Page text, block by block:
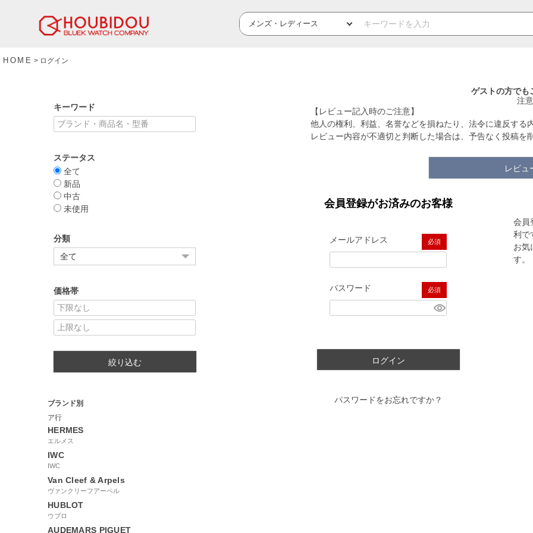
HOME ログイン
キーワード
ステータス
全て
新品
中古
未使用
分類
価格帯
絞り込む
ブランド別
ア行
HERMES
エルメス
IWC
IWC
Van Cleef & Arpels
ヴァンクリーフアーペル
HUBLOT
ウブロ
AUDEMARS PIGUET
ゲストの方でも
注
【レビュー記入時のご注意】
他人の権利、利益、名誉などを損ねたり、法令に違反す
レビュー内容が不適切と判断した場合は、予告なく投稿を
レビュ
会員登録がお済みのお客様
メールアドレス
(必須)
パスワード
(必須)
ログイン
パスワードをお忘れですか？
会員
利で
お気
す。